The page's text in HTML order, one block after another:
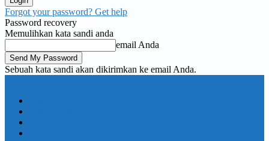
Forgot your password? Get help
Password recovery
Memulihkan kata sandi anda
email Anda
Sebuah kata sandi akan dikirimkan ke email Anda.